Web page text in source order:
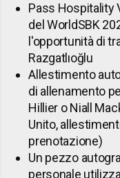
Pass Hospitality
del WorldSBK
l'opportunità di
Razgatlıoğlu
Allestimento
di allenamento
Hillier o Niall
Unito,
prenotazione)
Un pezzo
personale